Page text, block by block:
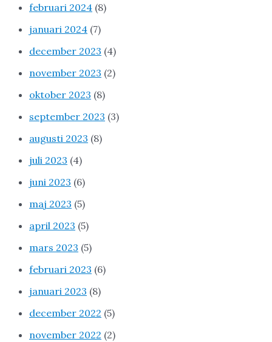
februari 2024 (8)
januari 2024 (7)
december 2023 (4)
november 2023 (2)
oktober 2023 (8)
september 2023 (3)
augusti 2023 (8)
juli 2023 (4)
juni 2023 (6)
maj 2023 (5)
april 2023 (5)
mars 2023 (5)
februari 2023 (6)
januari 2023 (8)
december 2022 (5)
november 2022 (2)